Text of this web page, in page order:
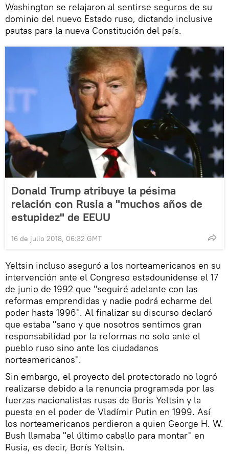
Washington se relajaron al sentirse seguros de su
dominio del nuevo Estado ruso, dictando inclusive
pautas para la nueva Constitución del país.
Donald Trump atribuye la pésima
relación con Rusia a "muchos años de
estupidez" de EEUU
16 de julio 2018, 06:32 GMT
Yeltsin incluso aseguró a los norteamericanos en su
intervención ante el Congreso estadounidense el 17
de junio de 1992 que "seguiré adelante con las
reformas emprendidas y nadie podrá echarme del
poder hasta 1996". Al finalizar su discurso declaró
que estaba "sano y que nosotros sentimos gran
responsabilidad por la reformas no solo ante el
pueblo ruso sino ante los ciudadanos
norteamericanos".
Sin embargo, el proyecto del protectorado no logró
realizarse debido a la renuncia programada por las
fuerzas nacionalistas rusas de Boris Yeltsin y la
puesta en el poder de Vladímir Putin en 1999. Así
los norteamericanos perdieron a quien George H. W.
Bush llamaba "el último caballo para montar" en
Rusia, es decir, Borís Yeltsin.